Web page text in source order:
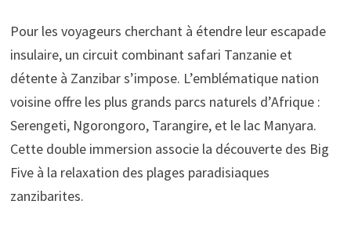
Pour les voyageurs cherchant à étendre leur escapade
insulaire, un circuit combinant safari Tanzanie et
détente à Zanzibar s’impose. L’emblématique nation
voisine offre les plus grands parcs naturels d’Afrique :
Serengeti, Ngorongoro, Tarangire, et le lac Manyara.
Cette double immersion associe la découverte des Big
Five à la relaxation des plages paradisiaques
zanzibarites.